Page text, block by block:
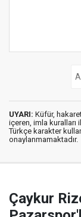
UYARI: Küfür,
içeren, imla kuralları
Türkçe karakter
onaylanmamaktadır.
Çaykur